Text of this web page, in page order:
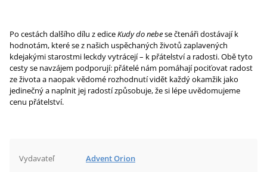
Po cestách dalšího dílu z ediceKudy do nebese čtenáři dostávají k
hodnotám, které se z našich uspěchaných životů zaplavených
kdejakými starostmi leckdy vytrácejí – k přátelství a radosti. Obě tyto
cesty se navzájem podporují: přátelé nám pomáhají pociťovat radost
ze života a naopak vědomé rozhodnutí vidět každý okamžik jako
jedinečný a naplnit jej radostí způsobuje, že si lépe uvědomujeme
cenu přátelství.
Vydavateľ Advent Orion